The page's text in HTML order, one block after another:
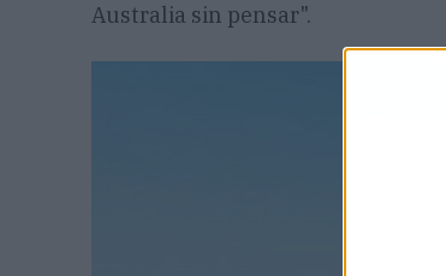
Australia sin pensar".